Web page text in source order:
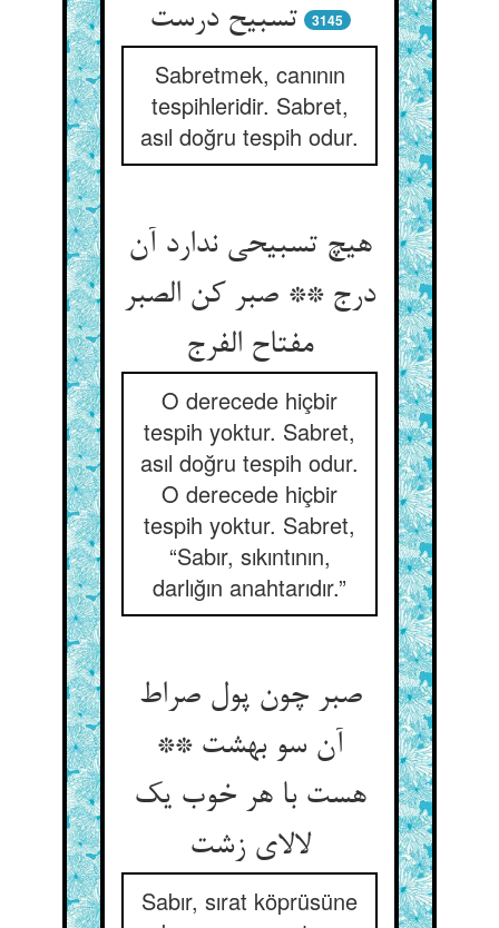
تسبیح درست‏
3145
Sabretmek, canının
tespihleridir. Sabret,
asıl doğru tespih odur.
هیچ تسبیحی ندارد آن
درج ** صبر کن الصبر
مفتاح الفرج‏
O derecede hiçbir
tespih yoktur. Sabret,
asıl doğru tespih odur.
O derecede hiçbir
tespih yoktur. Sabret,
“Sabır, sıkıntının,
darlığın anahtarıdır.”
صبر چون پول صراط
آن سو بهشت **
هست با هر خوب یک
لالای زشت‏
Sabır, sırat köprüsüne